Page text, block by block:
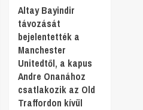
Altay Bayindir
távozását
bejelentették a
Manchester
Unitedtől, a kapus
Andre Onanához
csatlakozik az Old
Traffordon kívül